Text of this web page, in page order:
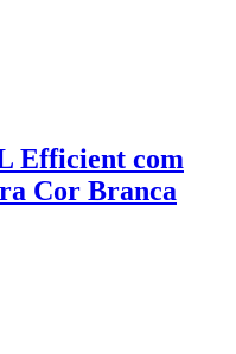
Efficient com
Cor Branca